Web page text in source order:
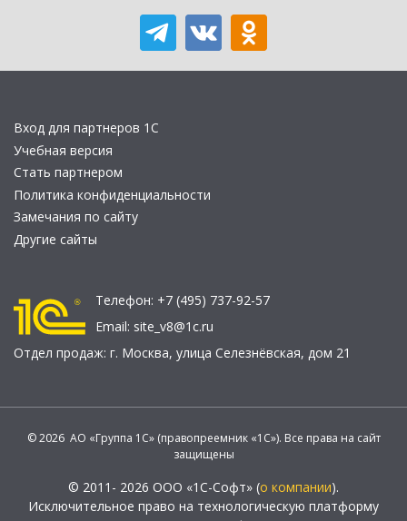
Вход для партнеров 1С
Учебная версия
Стать партнером
Политика конфиденциальности
Замечания по сайту
Другие сайты
Телефон: +7 (495) 737-92-57
Email: site_v8@1c.ru
Отдел продаж: г. Москва, улица Селезнёвская, дом 21
© 2026 АО «Группа 1С» (правопреемник «1С»). Все права на сайт
защищены
© 2011- 2026 ООО «1С-Софт» (о компании).
Исключительное право на технологическую платформу